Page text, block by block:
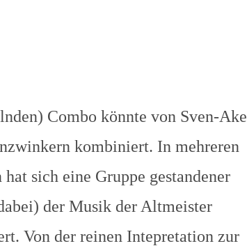
Combo könnte von Sven-Ake
kombiniert. In mehreren
sich eine Gruppe gestandener
der Musik der Altmeister
Von der reinen Intepretation zur